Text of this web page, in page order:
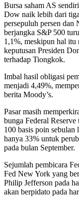
Bursa saham AS
Dow naik lebih dari
persepuluh persen dan
berjangka S&P 500
1,1%, meskipun hal itu
keputusan Presiden
terhadap Tiongkok.
Imbal hasil obligasi
menjadi 4,49%,
berita Moody’s.
Pasar masih
bunga Federal
100 basis poin
hanya 33% untuk
pada bulan September.
Sejumlah pembicara
Fed New York yang
Philip Jefferson pada
akan berpidato pada